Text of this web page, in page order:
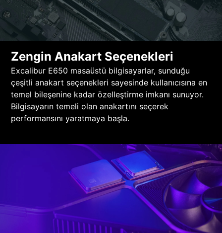
Zengin Anakart Seçenekleri
Excalibur E650 masaüstü bilgisayarlar, sunduğu
çeşitli anakart seçenekleri sayesinde kullanıcısına en
temel bileşenine kadar özelleştirme imkanı sunuyor.
Bilgisayarın temeli olan anakartını seçerek
performansını yaratmaya başla.